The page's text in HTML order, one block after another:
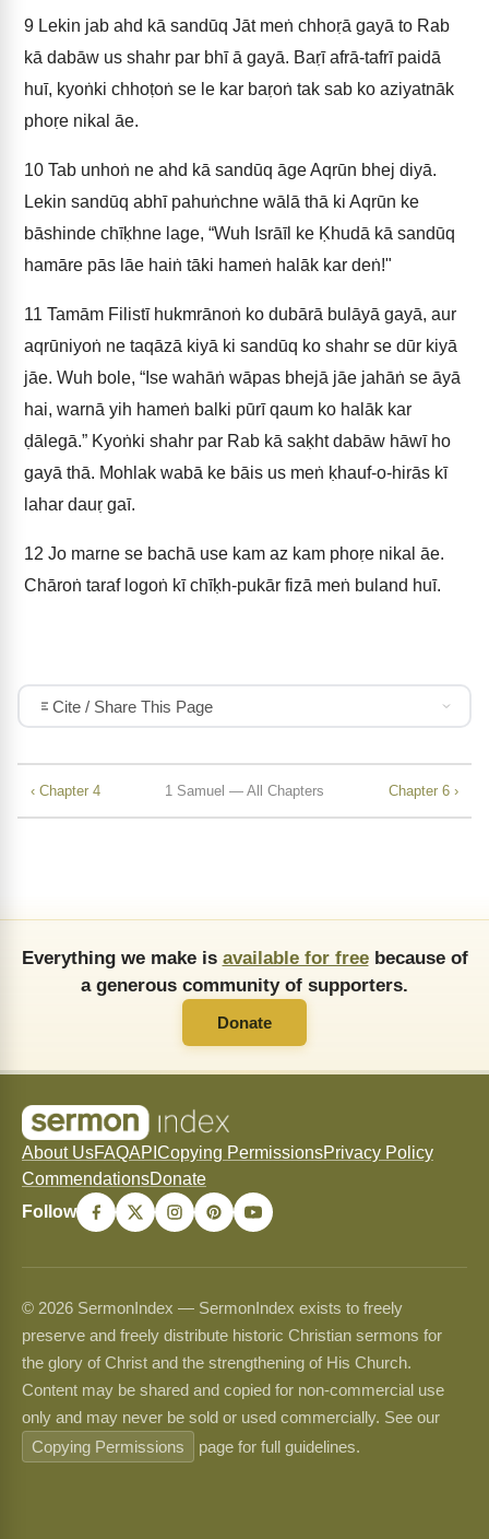
9 Lekin jab ahd kā sandūq Jāt meṅ chhoṛā gayā to Rab
kā dabāw us shahr par bhī ā gayā. Baṛī afrā-tafrī paidā
huī, kyoṅki chhoṭoṅ se le kar baṛoṅ tak sab ko aziyatnāk
phoṛe nikal āe.
10 Tab unhoṅ ne ahd kā sandūq āge Aqrūn bhej diyā.
Lekin sandūq abhī pahuṅchne wālā thā ki Aqrūn ke
bāshinde chīḳhne lage, “Wuh Isrāīl ke Ḳhudā kā sandūq
hamāre pās lāe haiṅ tāki hameṅ halāk kar deṅ!"
11 Tamām Filistī hukmrānoṅ ko dubārā bulāyā gayā, aur
aqrūniyoṅ ne taqāzā kiyā ki sandūq ko shahr se dūr kiyā
jāe. Wuh bole, “Ise wahāṅ wāpas bhejā jāe jahāṅ se āyā
hai, warnā yih hameṅ balki pūrī qaum ko halāk kar
ḍālegā.” Kyoṅki shahr par Rab kā saḳht dabāw hāwī ho
gayā thā. Mohlak wabā ke bāis us meṅ ḳhauf-o-hirās kī
lahar dauṛ gaī.
12 Jo marne se bachā use kam az kam phoṛe nikal āe.
Chāroṅ taraf logoṅ kī chīḳh-pukār fizā meṅ buland huī.
Cite / Share This Page
‹ Chapter 4 1 Samuel — All Chapters Chapter 6 ›
Everything we make is available for freebecause of
a generous community of supporters.
Donate
About UsFAQAPI Copying PermissionsPrivacy Policy
CommendationsDonate
Follow
© 2026 SermonIndex — SermonIndex exists to freely
preserve and freely distribute historic Christian sermons for
the glory of Christ and the strengthening of His Church.
Content may be shared and copied for non-commercial use
only and may never be sold or used commercially. See our
Copying Permissions
page for full guidelines.